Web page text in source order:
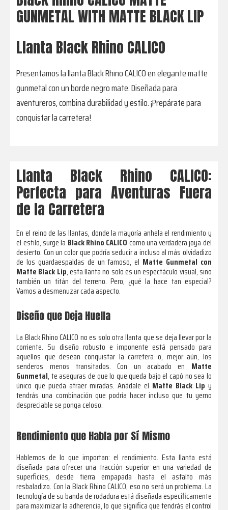
GUNMETAL WITH MATTE BLACK LIP
Llanta Black Rhino CALICO
Presentamos la llanta Black Rhino CALICO en elegante matte
gunmetal con un borde negro mate. Diseñada para
aventureros, combina durabilidad y estilo. ¡Prepárate para
conquistar la carretera!
Llanta Black Rhino CALICO:
Perfecta para Aventuras Fuera
de la Carretera
En el reino de las llantas, donde la mayoría anhela el rendimiento y
el estilo, surge la Black Rhino CALICO como una verdadera joya del
desierto. Con un color que podría seducir a incluso al más olvidadizo
de los guardaespaldas de un famoso, el Matte Gunmetal con
Matte Black Lip, esta llanta no solo es un espectáculo visual, sino
también un titán del terreno. Pero, ¿qué la hace tan especial?
Vamos a desmenuzar cada aspecto.
Diseño que Deja Huella
La Black Rhino CALICO no es solo otra llanta que se deja llevar por la
corriente. Su diseño robusto e imponente está pensado para
aquellos que desean conquistar la carretera o, mejor aún, los
senderos menos transitados. Con un acabado en Matte
Gunmetal, te aseguras de que lo que queda bajo el capó no sea lo
único que pueda atraer miradas. Añádale el Matte Black Lip y
tendrás una combinación que podría hacer incluso que tu yerno
despreciable se ponga celoso.
Rendimiento que Habla por Sí Mismo
Hablemos de lo que importan: el rendimiento. Esta llanta está
diseñada para ofrecer una tracción superior en una variedad de
superficies, desde tierra empapada hasta el asfalto más
resbaladizo. Con la Black Rhino CALICO, eso no será un problema. La
tecnología de su banda de rodadura está diseñada específicamente
para maximizar la adherencia, lo que significa que tendrás el control